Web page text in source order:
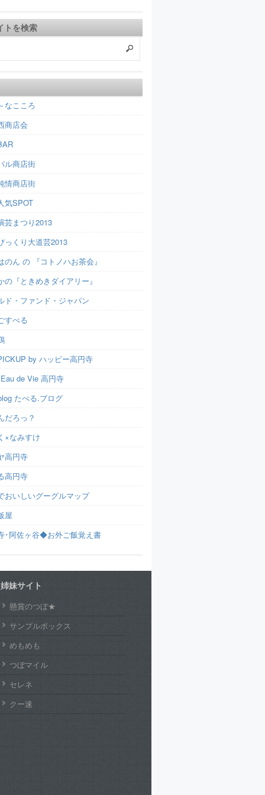
トを検索
なこころ
商店会
ル商店街
情商店街
気SPOT
芸まつり2013
っくり大道芸2013
のん の 『コトノハお茶会』
の『ときめきダイアリー』
ド・ファンド・ジャパン
すぺる
by ハッピー高円寺
de Vie 高円寺
たべる.ブログ
だろっ？
×なみすけ
高円寺
高円寺
おいしいグーグルマップ
屋
･阿佐ヶ谷◆お外ご飯覚え書
姉妹サイト
懸賞のつぼ★
サンプルボックス
めもめも
つぼマイル
セレネ
クー速